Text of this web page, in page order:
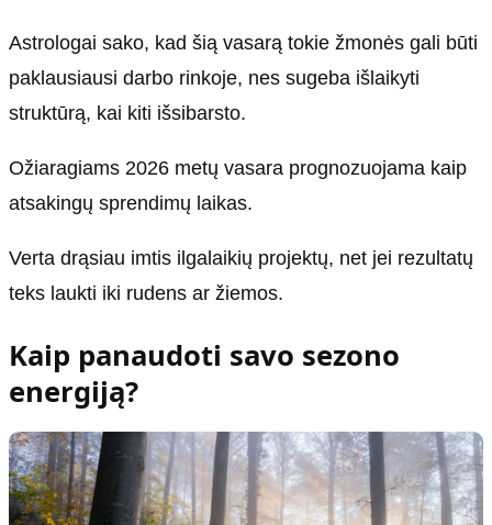
Astrologai sako, kad šią vasarą tokie žmonės gali būti
paklausiausi darbo rinkoje, nes sugeba išlaikyti
struktūrą, kai kiti išsibarsto.
Ožiaragiams 2026 metų vasara prognozuojama kaip
atsakingų sprendimų laikas.
Verta drąsiau imtis ilgalaikių projektų, net jei rezultatų
teks laukti iki rudens ar žiemos.
Kaip panaudoti savo sezono
energiją?